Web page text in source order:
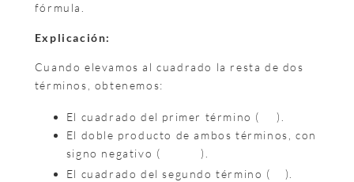
fórmula.
Explicación:
Cuando elevamos al cuadrado la resta de dos
términos, obtenemos:
El cuadrado del primer término (
).
El doble producto de ambos términos, con
signo negativo (
).
El cuadrado del segundo término (
).